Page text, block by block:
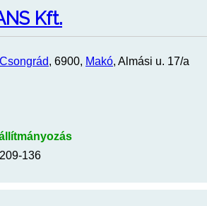
Kft.
Csongrád, 6900, Makó, Almási u. 17/a
136